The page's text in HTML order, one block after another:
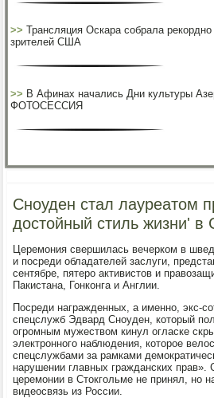
>>Трансляция Оскара собрала
зрителей США
>> В Афинах начались Дни культуры
ФОТОСЕССИЯ
Сноуден стал лауреатом
достойный стиль жизни' в
Церемония свершилась вечерком в
и посреди обладателей заслуги,
сентябре, пятеро активистов и
Пакистана, Гонконга и Англии.
Посреди награжденных, а именно, экс-
спецслужб Эдвард Сноуден, который
огромным мужеством кинул огласке
электронного наблюдения, которое
спецслужбами за рамками
нарушении главных гражданских прав».
церемонии в Стокгольме не принял, но
видеосвязь из России.